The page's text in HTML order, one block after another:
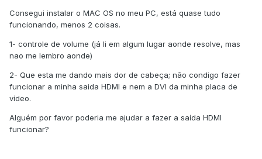
Consegui instalar o MAC OS no meu PC, está quase tudo
funcionando, menos 2 coisas.
1- controle de volume (já li em algum lugar aonde resolve, mas
nao me lembro aonde)
2- Que esta me dando mais dor de cabeça; não condigo fazer
funcionar a minha saida HDMI e nem a DVI da minha placa de
vídeo.
Alguém por favor poderia me ajudar a fazer a saída HDMI
funcionar?